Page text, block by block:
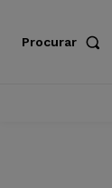
Procurar